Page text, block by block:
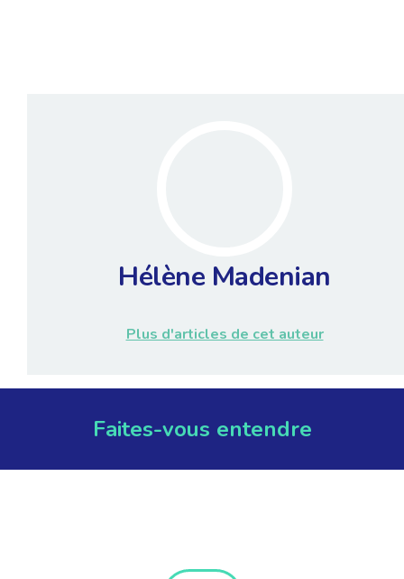
Hélène Madenian
Plus d'articles de cet auteur
Faites-vous entendre